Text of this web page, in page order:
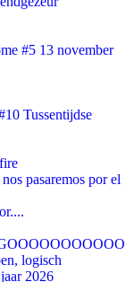
#5 13 november
Tussentijdse
pasaremos por el
logisch
2026